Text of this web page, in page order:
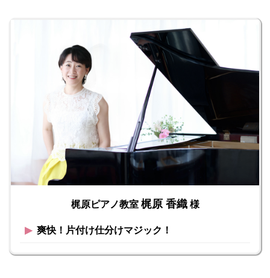
梶原ピアノ教室梶原 香織様
▶︎ 爽快！片付け仕分けマジック！